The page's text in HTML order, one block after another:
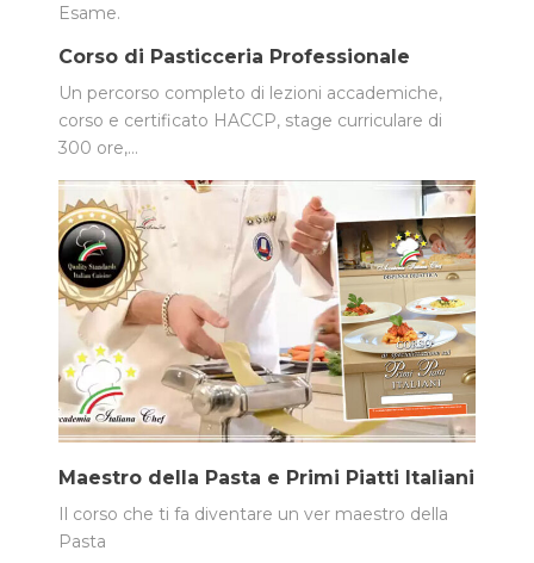
Esame.
Corso di Pasticceria Professionale
Un percorso completo di lezioni accademiche,
corso e certificato HACCP, stage curriculare di
300 ore,…
Maestro della Pasta e Primi Piatti Italiani
Il corso che ti fa diventare un ver maestro della
Pasta